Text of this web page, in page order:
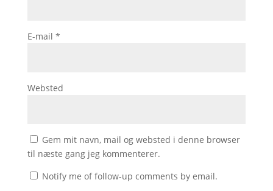
E-mail *
Websted
Gem mit navn, mail og websted i denne browser
til næste gang jeg kommenterer.
Notify me of follow-up comments by email.